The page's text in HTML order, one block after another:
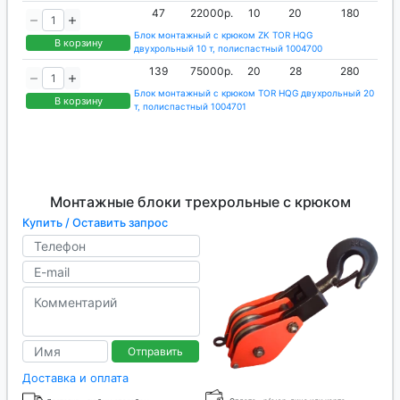
В корзину
47 22000р. 10 20 180
Блок монтажный с крюком ZK TOR HQG
двухрольный 10 т, полиспастный 1004700
В корзину
139 75000р. 20 28 280
Блок монтажный с крюком TOR HQG двухрольный 20
т, полиспастный 1004701
Монтажные блоки трехрольные с крюком
Купить / Оставить запрос
Отправить
Доставка и оплата